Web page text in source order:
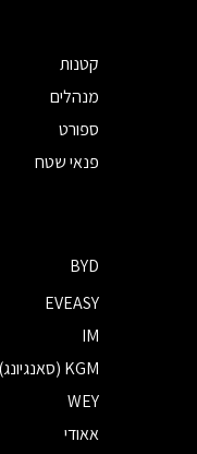
קטנות
מנהלים
ספורט
פנאי שטח
BYD
EVEASY
IM
KGM (סאנגיונג)
WEY
אאודי